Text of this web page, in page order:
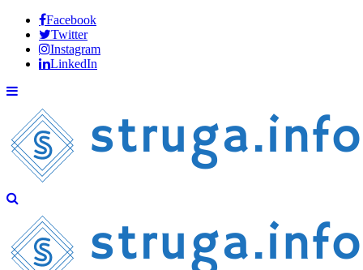
Facebook
Twitter
Instagram
LinkedIn